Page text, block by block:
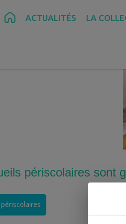
Recherche Pied de page
ACTUALITÉS LA
périscolaires sont